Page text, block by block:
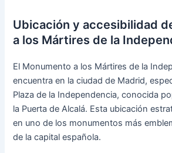
Ubicación y accesibilidad
a los Mártires de la
El Monumento a los Mártires de la
encuentra en la ciudad de Madrid,
Plaza de la Independencia, conocida
la Puerta de Alcalá. Esta ubicación
en uno de los monumentos más
de la capital española.